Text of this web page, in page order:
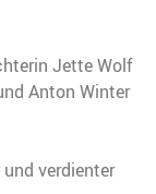
Jette Wolf
Anton Winter
verdienter